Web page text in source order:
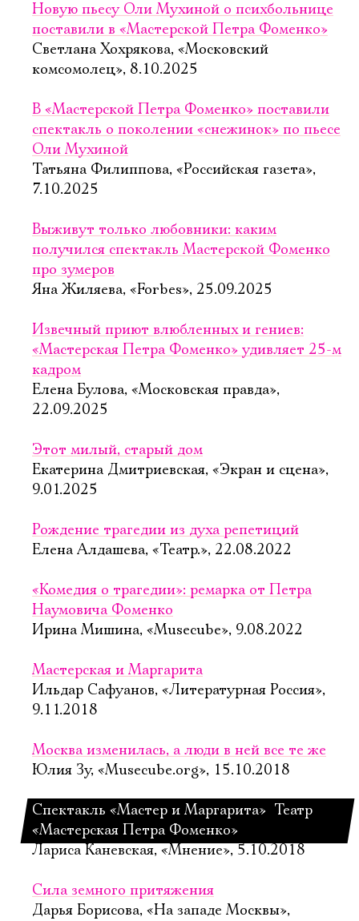
Новую пьесу Оли Мухиной о психбольнице
поставили в «Мастерской Петра Фоменко»
Светлана Хохрякова, «Московский
комсомолец», 8.10.2025
В «Мастерской Петра Фоменко» поставили
спектакль о поколении «снежинок» по пьесе
Оли Мухиной
Татьяна Филиппова, «Российская газета»,
7.10.2025
Выживут только любовники: каким
получился спектакль Мастерской Фоменко
про зумеров
Яна Жиляева, «Forbes», 25.09.2025
Извечный приют влюбленных и гениев:
«Мастерская Петра Фоменко» удивляет 25-м
кадром
Елена Булова, «Московская правда»,
22.09.2025
Этот милый, старый дом
Екатерина Дмитриевская, «Экран и сцена»,
9.01.2025
Рождение трагедии из духа репетиций
Елена Алдашева, «Театр.», 22.08.2022
«Комедия о трагедии»: ремарка от Петра
Наумовича Фоменко
Ирина Мишина, «Musecube», 9.08.2022
Мастерская и Маргарита
Ильдар Сафуанов, «Литературная Россия»,
9.11.2018
Москва изменилась, а люди в ней все те же
Юлия Зу, «Musecube.org», 15.10.2018
Спектакль «Мастер и Маргарита»  Театр
«Мастерская Петра Фоменко»
Лариса Каневская, «Мнение», 5.10.2018
Сила земного притяжения
Дарья Борисова, «На западе Москвы»,